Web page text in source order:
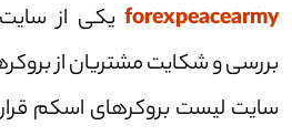
forexpeacearmy یکی از
بررسی و شکایت مشتریان از
سایت لیست بروکر‌های اسکم